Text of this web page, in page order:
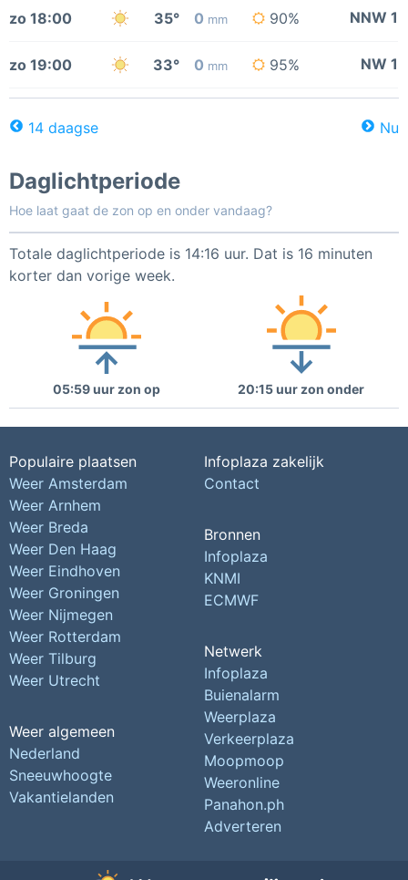
zo 18:00 35° 0 mm 90% NNW 1
zo 19:00 33° 0 mm 95% NW 1
14 daagse Nu
Daglichtperiode
Hoe laat gaat de zon op en onder vandaag?
Totale daglichtperiode is 14:16 uur. Dat is 16 minuten
korter dan vorige week.
05:59 uur zon op 20:15 uur zon onder
Populaire plaatsen
Weer Amsterdam
Weer Arnhem
Weer Breda
Weer Den Haag
Weer Eindhoven
Weer Groningen
Weer Nijmegen
Weer Rotterdam
Weer Tilburg
Weer Utrecht
Weer algemeen
Nederland
Sneeuwhoogte
Vakantielanden
Infoplaza zakelijk
Contact
Bronnen
Infoplaza
KNMI
ECMWF
Netwerk
Infoplaza
Buienalarm
Weerplaza
Verkeerplaza
Moopmoop
Weeronline
Panahon.ph
Adverteren